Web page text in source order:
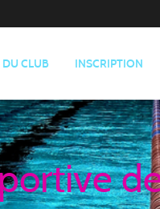
DU CLUB INSCRIPTION